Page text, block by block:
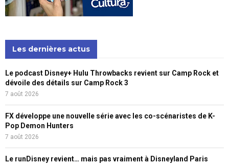
Les dernières actus
Le podcast Disney+ Hulu Throwbacks revient sur Camp Rock et
dévoile des détails sur Camp Rock 3
7 août 2026
FX développe une nouvelle série avec les co-scénaristes de K-
Pop Demon Hunters
7 août 2026
Le runDisney revient… mais pas vraiment à Disneyland Paris